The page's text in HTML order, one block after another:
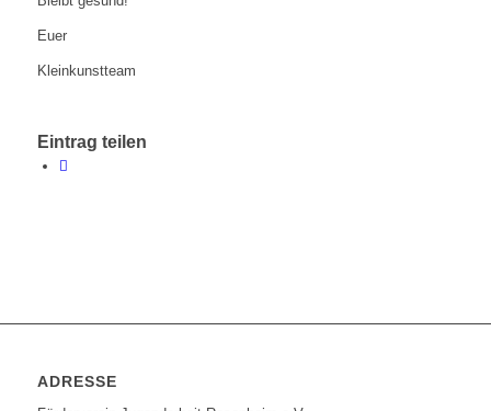
Euer
Kleinkunstteam
Eintrag teilen
ADRESSE